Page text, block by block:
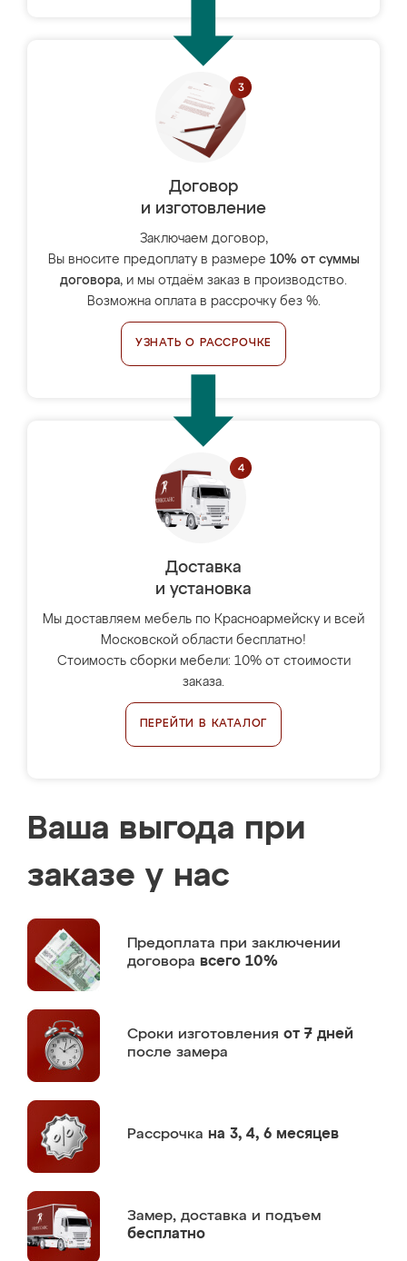
Договор
и изготовление
Заключаем договор,
Вы вносите предоплату в размере 10% от суммы
договора, и мы отдаём заказ в производство.
Возможна оплата в рассрочку без %.
УЗНАТЬ О РАССРОЧКЕ
Доставка
и установка
Мы доставляем мебель по Красноармейску и всей
Московской области бесплатно!
Стоимость сборки мебели: 10% от стоимости
заказа.
ПЕРЕЙТИ В КАТАЛОГ
Ваша выгода при
заказе у нас
Предоплата при заключении
договора всего 10%
Сроки изготовления от 7 дней
после замера
Рассрочка на 3, 4, 6 месяцев
Замер, доставка и подъем
бесплатно